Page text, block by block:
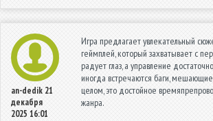
an-dedik 21
декабря
2025 16:01
Игра предлагает увлекательный
геймплей, который захватывает с
радует глаз, а управление
иногда встречаются баги,
целом, это достойное
жанра.